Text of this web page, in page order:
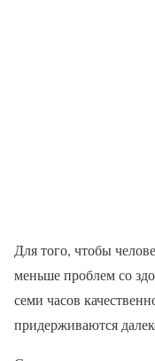
Для того, чтобы
меньше проблем со
семи часов
придерживаются